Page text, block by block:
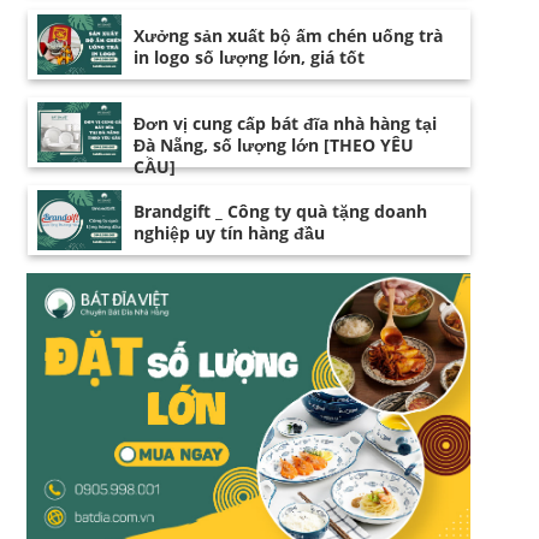
Xưởng sản xuất bộ ấm chén uống trà
in logo số lượng lớn, giá tốt
Đơn vị cung cấp bát đĩa nhà hàng tại
Đà Nẵng, số lượng lớn [THEO YÊU
CẦU]
Brandgift _ Công ty quà tặng doanh
nghiệp uy tín hàng đầu